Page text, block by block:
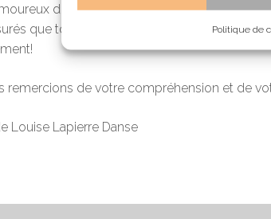
Politique de
de la danse qui devront une fois de
que tout notre personnel déborde de
remercions de votre compréhension et de
Louise Lapierre Danse